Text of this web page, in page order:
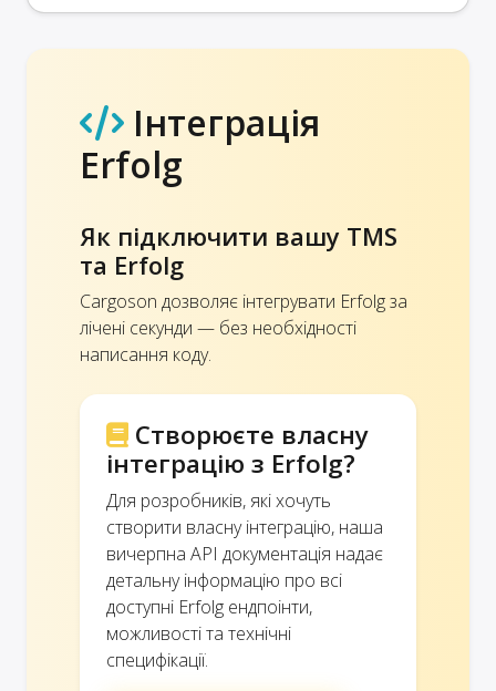
Інтеграція
Erfolg
Як підключити вашу TMS
та Erfolg
Cargoson дозволяє інтегрувати Erfolg за
лічені секунди — без необхідності
написання коду.
Створюєте власну
інтеграцію з Erfolg?
Для розробників, які хочуть
створити власну інтеграцію, наша
вичерпна API документація надає
детальну інформацію про всі
доступні Erfolg ендпоінти,
можливості та технічні
специфікації.